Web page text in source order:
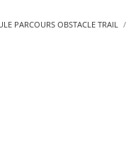
PARCOURS OBSTACLE TRAIL